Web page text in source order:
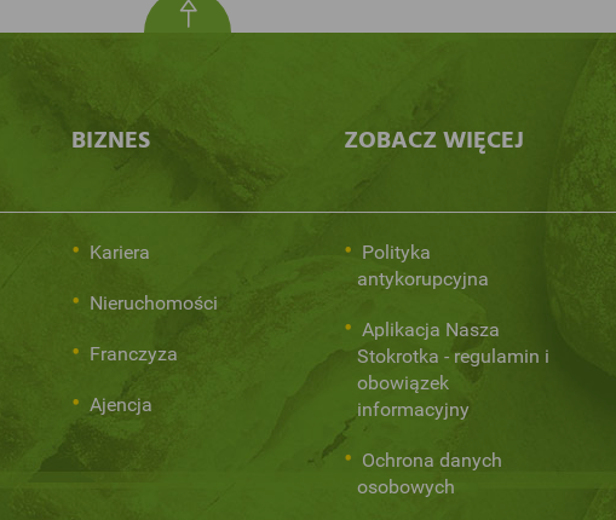
BIZNES
Kariera
Nieruchomości
Franczyza
Ajencja
ZOBACZ WIĘCEJ
Polityka
antykorupcyjna
Aplikacja Nasza
Stokrotka - regulamin i
obowiązek
informacyjny
Ochrona danych
osobowych